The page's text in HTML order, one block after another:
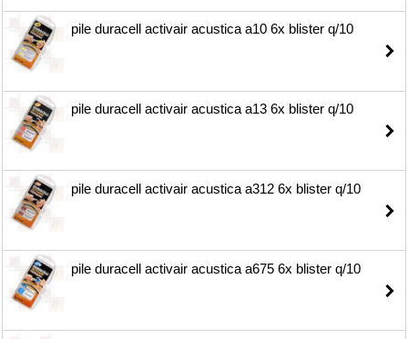
pile duracell activair acustica a10 6x blister q/10
pile duracell activair acustica a13 6x blister q/10
pile duracell activair acustica a312 6x blister q/10
pile duracell activair acustica a675 6x blister q/10